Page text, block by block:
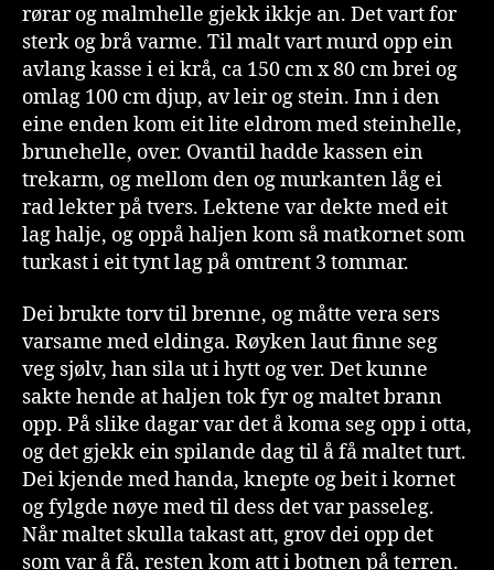
rørar og malmhelle gjekk ikkje an. Det vart for
sterk og brå varme. Til malt vart murd opp ein
avlang kasse i ei krå, ca 150 cm x 80 cm brei og
omlag 100 cm djup, av leir og stein. Inn i den
eine enden kom eit lite eldrom med steinhelle,
brunehelle, over. Ovantil hadde kassen ein
trekarm, og mellom den og murkanten låg ei
rad lekter på tvers. Lektene var dekte med eit
lag halje, og oppå haljen kom så matkornet som
turkast i eit tynt lag på omtrent 3 tommar.
Dei brukte torv til brenne, og måtte vera sers
varsame med eldinga. Røyken laut finne seg
veg sjølv, han sila ut i hytt og ver. Det kunne
sakte hende at haljen tok fyr og maltet brann
opp. På slike dagar var det å koma seg opp i otta,
og det gjekk ein spilande dag til å få maltet turt.
Dei kjende med handa, knepte og beit i kornet
og fylgde nøye med til dess det var passeleg.
Når maltet skulla takast att, grov dei opp det
som var å få, resten kom att i botnen på terren.